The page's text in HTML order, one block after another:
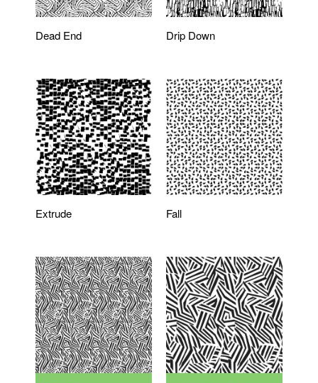
Dead End Drip Down
Extrude Fall